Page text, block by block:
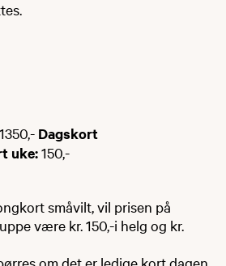
Dagskort
uke:150,-
småvilt, vil prisen på
være kr. 150,-i helg og kr.